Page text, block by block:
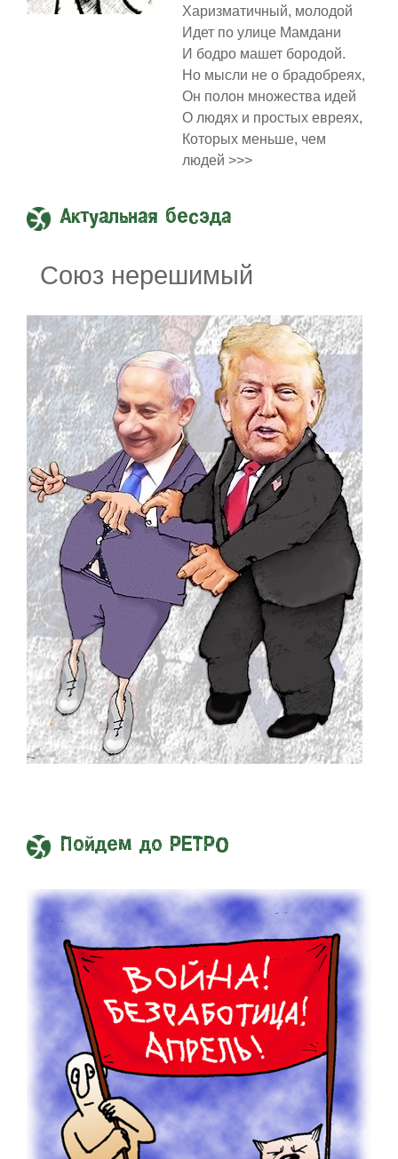
Харизматичный, молодой
Идет по улице Мамдани
И бодро машет бородой.
Но мысли не о брадобреях,
Он полон множества идей
О людях и простых евреях,
Которых меньше, чем
людей >>>
Актуальная бесэда
Союз нерешимый
Пойдем до РЕТРО